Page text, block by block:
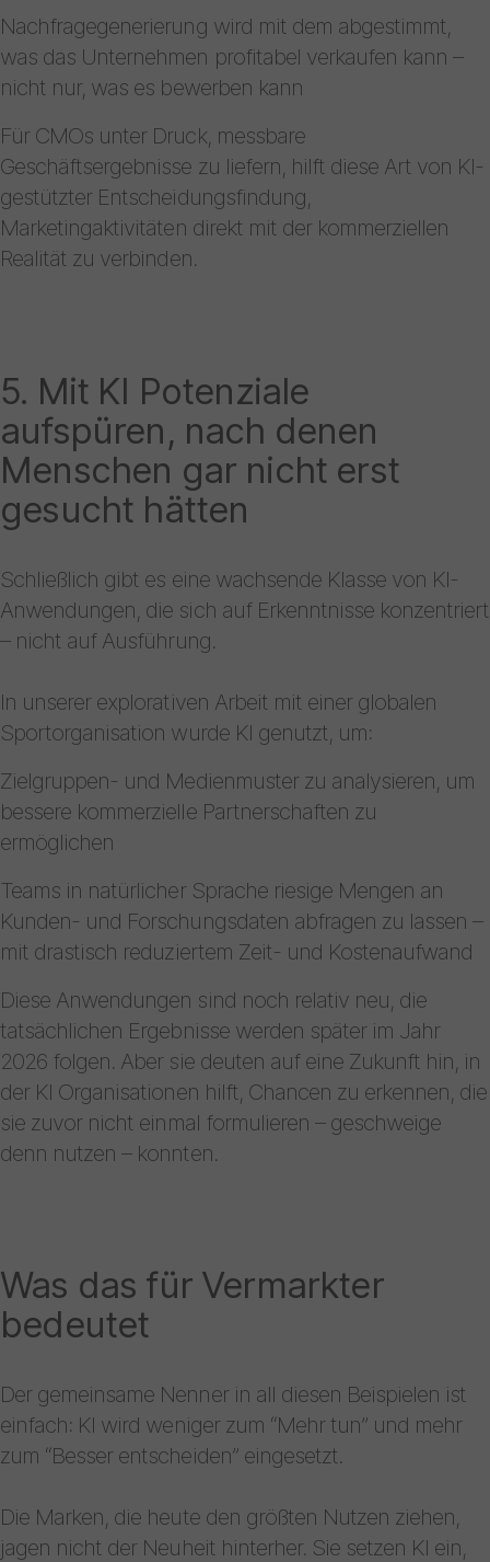
Nachfragegenerierung wird mit dem abgestimmt,
was das Unternehmen profitabel verkaufen kann –
nicht nur, was es bewerben kann
Für CMOs unter Druck, messbare
Geschäftsergebnisse zu liefern, hilft diese Art von KI-
gestützter Entscheidungsfindung,
Marketingaktivitäten direkt mit der kommerziellen
Realität zu verbinden.
5. Mit KI Potenziale
aufspüren, nach denen
Menschen gar nicht erst
gesucht hätten
Schließlich gibt es eine wachsende Klasse von KI-
Anwendungen, die sich auf Erkenntnisse konzentriert
– nicht auf Ausführung.
In unserer explorativen Arbeit mit einer globalen
Sportorganisation wurde KI genutzt, um:
Zielgruppen- und Medienmuster zu analysieren, um
bessere kommerzielle Partnerschaften zu
ermöglichen
Teams in natürlicher Sprache riesige Mengen an
Kunden- und Forschungsdaten abfragen zu lassen –
mit drastisch reduziertem Zeit- und Kostenaufwand
Diese Anwendungen sind noch relativ neu, die
tatsächlichen Ergebnisse werden später im Jahr
2026 folgen. Aber sie deuten auf eine Zukunft hin, in
der KI Organisationen hilft, Chancen zu erkennen, die
sie zuvor nicht einmal formulieren – geschweige
denn nutzen – konnten.
Was das für Vermarkter
bedeutet
Der gemeinsame Nenner in all diesen Beispielen ist
einfach: KI wird weniger zum “Mehr tun” und mehr
zum “Besser entscheiden” eingesetzt.
Die Marken, die heute den größten Nutzen ziehen,
jagen nicht der Neuheit hinterher. Sie setzen KI ein,